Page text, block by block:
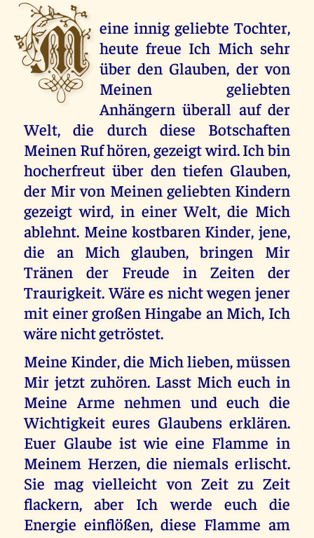
M eine innig geliebte Tochter,
heute freue Ich Mich sehr
über den Glauben, der von
Meinen geliebten
Anhängern überall auf der
Welt, die durch diese Botschaften
Meinen Ruf hören, gezeigt wird. Ich bin
hocherfreut über den tiefen Glauben,
der Mir von Meinen geliebten Kindern
gezeigt wird, in einer Welt, die Mich
ablehnt. Meine kostbaren Kinder, jene,
die an Mich glauben, bringen Mir
Tränen der Freude in Zeiten der
Traurigkeit. Wäre es nicht wegen jener
mit einer großen Hingabe an Mich, Ich
wäre nicht getröstet.
Meine Kinder, die Mich lieben, müssen
Mir jetzt zuhören. Lasst Mich euch in
Meine Arme nehmen und euch die
Wichtigkeit eures Glaubens erklären.
Euer Glaube ist wie eine Flamme in
Meinem Herzen, die niemals erlischt.
Sie mag vielleicht von Zeit zu Zeit
flackern, aber Ich werde euch die
Energie einflößen, diese Flamme am